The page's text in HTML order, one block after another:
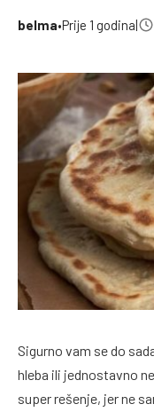
belma•Prije 1 godina|
Sigurno vam se do
hleba ili jednostavno
super rešenje, jer ne